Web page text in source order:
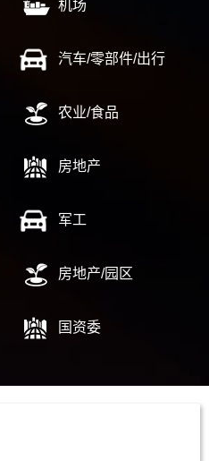
机场
汽车/零部件/出行
农业/食品
房地产
军工
房地产/园区
国资委